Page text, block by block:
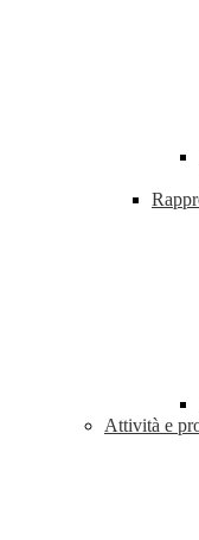
Attività e